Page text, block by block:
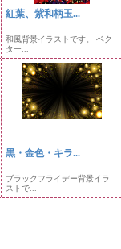
紅葉、紫和柄玉...
和風背景イラストです。 ベク
ター...
黒・金色・キラ...
ブラックフライデー背景イラ
ストで...